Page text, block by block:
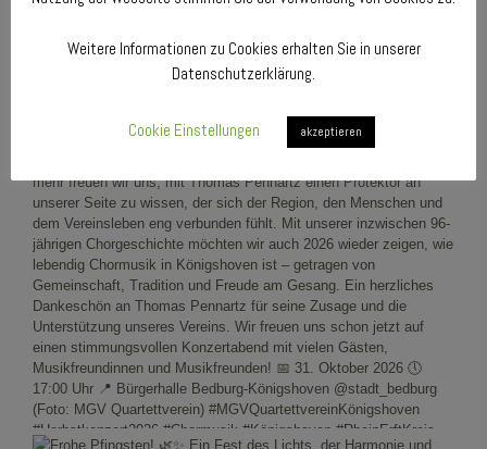
Weitere Informationen zu Cookies erhalten Sie in unserer
Datenschutzerklärung.
Cookie Einstellungen akzeptieren